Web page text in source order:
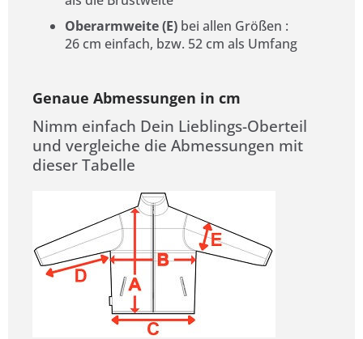
Oberarmweite (E) bei allen Größen :
26 cm einfach, bzw. 52 cm als Umfang
Genaue Abmessungen in cm
Nimm einfach Dein Lieblings-Oberteil
und vergleiche die Abmessungen mit
dieser Tabelle